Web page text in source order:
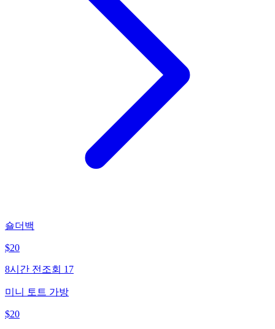
숄더백
$20
8시간 전 조회 17
미니 토트 가방
$20